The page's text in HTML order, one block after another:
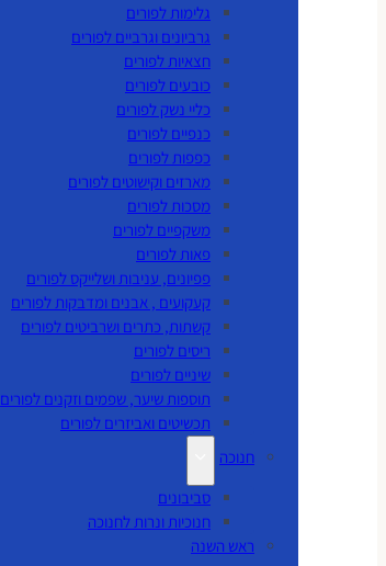
גלימות לפורים
גרביונים וגרביים לפורים
חצאיות לפורים
כובעים לפורים
כליי נשק לפורים
כנפיים לפורים
כפפות לפורים
מארזים וקישוטים לפורים
מסכות לפורים
משקפיים לפורים
פאות לפורים
פפיונים, עניבות ושלייקס לפורים
קעקועים , אבנים ומדבקות לפורים
קשתות, כתרים ושרביטים לפורים
ריסים לפורים
שיניים לפורים
תוספות שיער, שפמים וזקנים לפורים
תכשיטים ואביזרים לפורים
חנוכה
סביבונים
חנוכיות ונרות לחנוכה
ראש השנה